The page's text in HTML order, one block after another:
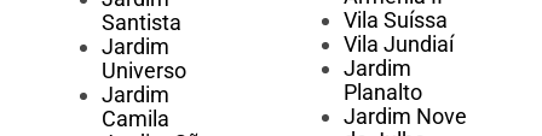
Santista
Jardim
Universo
Jardim
Camila
Vila Suíssa
Vila Jundiaí
Jardim
Planalto
Jardim Nove